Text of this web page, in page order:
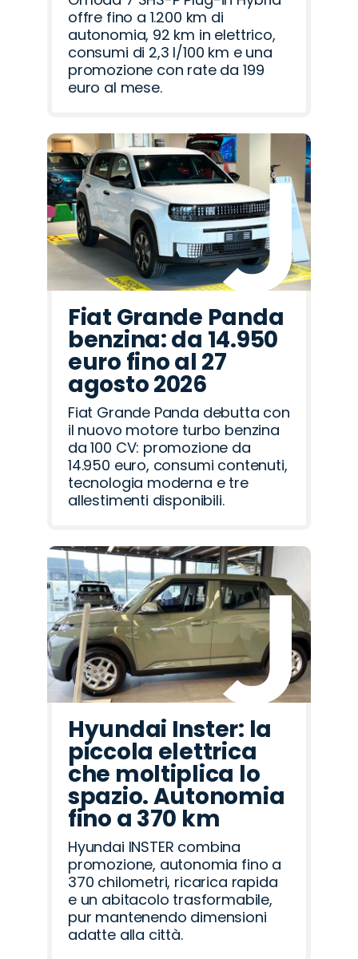
offre fino a 1.200 km di
autonomia, 92 km in elettrico,
consumi di 2,3 l/100 km e una
promozione con rate da 199
euro al mese.
Fiat Grande Panda
benzina: da 14.950
euro fino al 27
agosto 2026
Fiat Grande Panda debutta con
il nuovo motore turbo benzina
da 100 CV: promozione da
14.950 euro, consumi contenuti,
tecnologia moderna e tre
allestimenti disponibili.
Hyundai Inster: la
piccola elettrica
che moltiplica lo
spazio. Autonomia
fino a 370 km
Hyundai INSTER combina
promozione, autonomia fino a
370 chilometri, ricarica rapida
e un abitacolo trasformabile,
pur mantenendo dimensioni
adatte alla città.